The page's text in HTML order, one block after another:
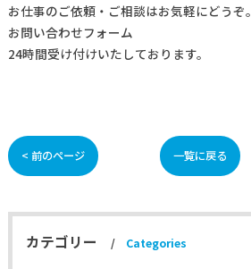
お仕事のご依頼・ご相談はお気軽にどうぞ。
お問い合わせフォーム
24時間受け付けいたしております。
< 前のページ 一覧に戻る
カテゴリー Categories